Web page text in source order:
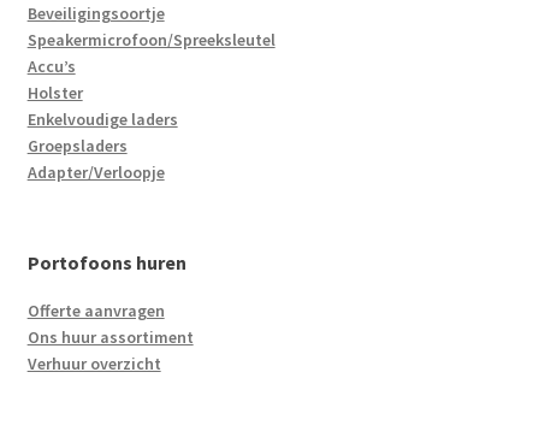
Beveiligingsoortje
Speakermicrofoon/Spreeksleutel
Accu’s
Holster
Enkelvoudige laders
Groepsladers
Adapter/Verloopje
Portofoons huren
Offerte aanvragen
Ons huur assortiment
Verhuur overzicht